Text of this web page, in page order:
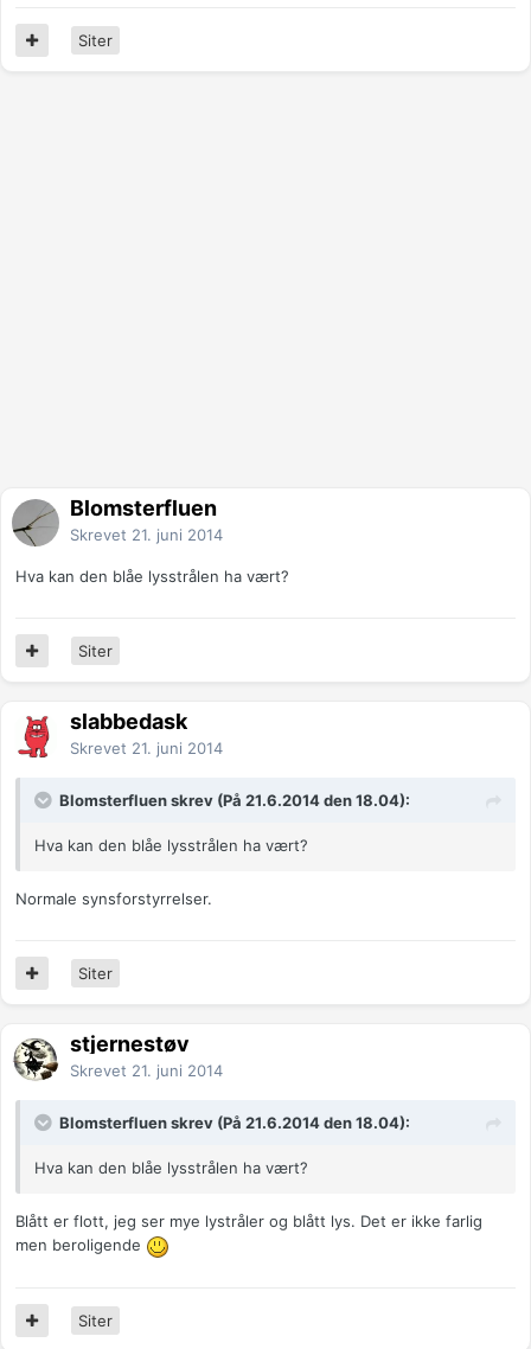
Siter
Blomsterfluen
Skrevet 21. juni 2014
Hva kan den blåe lysstrålen ha vært?
Siter
slabbedask
Skrevet 21. juni 2014
Blomsterfluen skrev (På 21.6.2014 den 18.04):
Hva kan den blåe lysstrålen ha vært?
Normale synsforstyrrelser.
Siter
stjernestøv
Skrevet 21. juni 2014
Blomsterfluen skrev (På 21.6.2014 den 18.04):
Hva kan den blåe lysstrålen ha vært?
Blått er flott, jeg ser mye lystråler og blått lys. Det er ikke farlig
men beroligende
Siter